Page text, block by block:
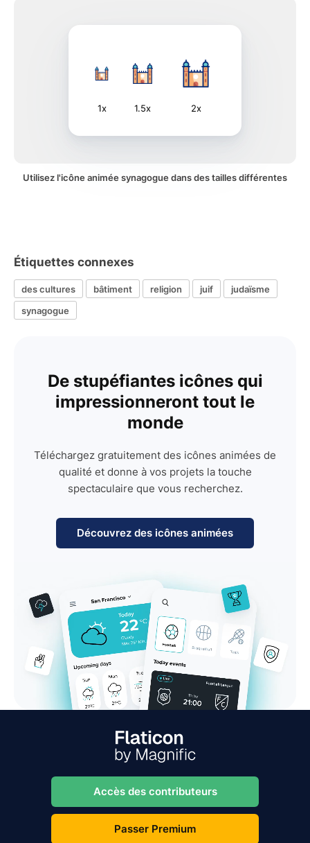
1x 1.5x 2x
Utilisez l'icône animée synagogue dans des tailles différentes
Étiquettes connexes
des cultures bâtiment religion juif
judaïsme
synagogue
De stupéfiantes icônes qui
impressionneront tout le
monde
Téléchargez gratuitement des icônes animées de
qualité et donne à vos projets la touche
spectaculaire que vous recherchez.
Découvrez des icônes animées
Accès des contributeurs
Passer Premium